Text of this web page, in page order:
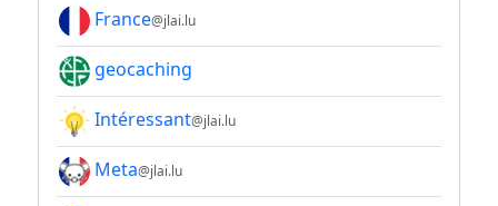
France@jlai.lu
geocaching
Intéressant@jlai.lu
Meta@jlai.lu